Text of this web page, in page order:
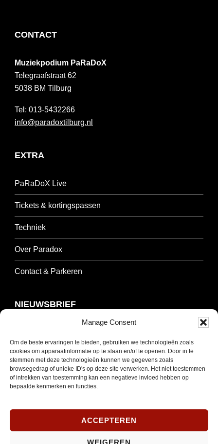
Manage Consent
Om de beste ervaringen te bieden, gebruiken we technologieën zoals
cookies om apparaatinformatie op te slaan en/of te openen. Door in te
stemmen met deze technologieën kunnen we gegevens zoals
browsegedrag of unieke ID's op deze site verwerken. Het niet toestemmen
of intrekken van toestemming kan een negatieve invloed hebben op
bepaalde kenmerken en functies.
ACCEPTEREN
WEIGEREN
FOOTER
CONTACT
Muziekpodium PaRaDoX
Telegraafstraat 62
5038 BM Tilburg
013-5432266
info@paradoxtilburg.nl
EXTRA
PaRaDoX Live
Tickets & kortingspassen
Techniek
Over Paradox
Contact & Parkeren
NIEUWSBRIEF
mailadres
*
INSCHRIJVEN